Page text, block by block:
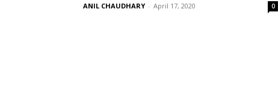
ANIL CHAUDHARY - April 17, 2020 0